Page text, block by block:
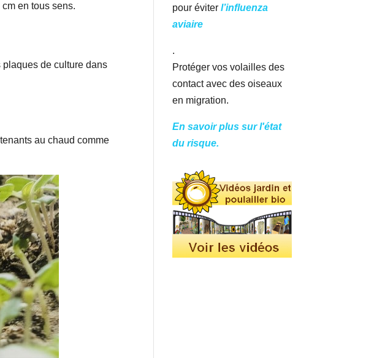
en tous sens.
de culture dans
au chaud comme
pour éviterl’influenza
aviaire
.
Protéger vos volailles des
contact avec des oiseaux
en migration.
En savoir plus sur l'état
du risque.